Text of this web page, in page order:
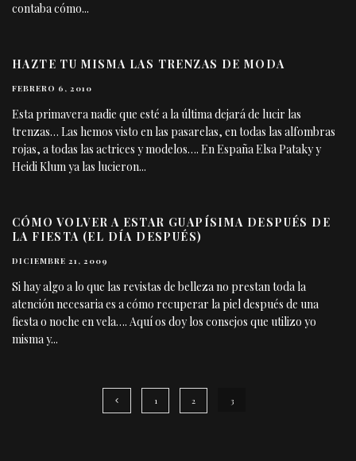
contaba cómo...
HAZTE TU MISMA LAS TRENZAS DE MODA
FEBRERO 6, 2010
Esta primavera nadie que esté a la última dejará de lucir las
trenzas… Las hemos visto en las pasarelas, en todas las alfombras
rojas, a todas las actrices y modelos…. En España Elsa Pataky y
Heidi Klum ya las lucieron...
CÓMO VOLVER A ESTAR GUAPÍSIMA DESPUÉS DE
LA FIESTA (EL DÍA DESPUÉS)
DICIEMBRE 21, 2009
Si hay algo a lo que las revistas de belleza no prestan toda la
atención necesaria es a cómo recuperar la piel después de una
fiesta o noche en vela…. Aquí os doy los consejos que utilizo yo
misma y...
1 2 3